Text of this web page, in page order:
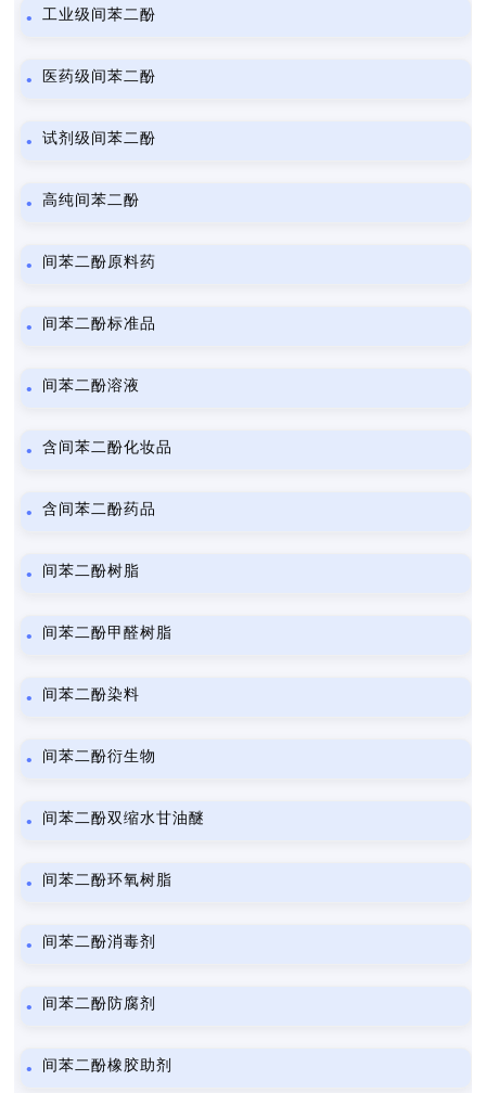
工业级间苯二酚
医药级间苯二酚
试剂级间苯二酚
高纯间苯二酚
间苯二酚原料药
间苯二酚标准品
间苯二酚溶液
含间苯二酚化妆品
含间苯二酚药品
间苯二酚树脂
间苯二酚甲醛树脂
间苯二酚染料
间苯二酚衍生物
间苯二酚双缩水甘油醚
间苯二酚环氧树脂
间苯二酚消毒剂
间苯二酚防腐剂
间苯二酚橡胶助剂